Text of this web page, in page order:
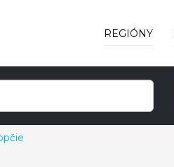
REGIÓNY